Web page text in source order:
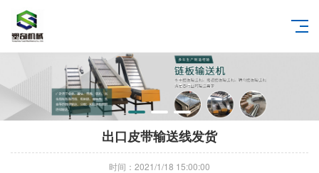
出口皮带输送线发货
时间：2021/1/18 15:00:00